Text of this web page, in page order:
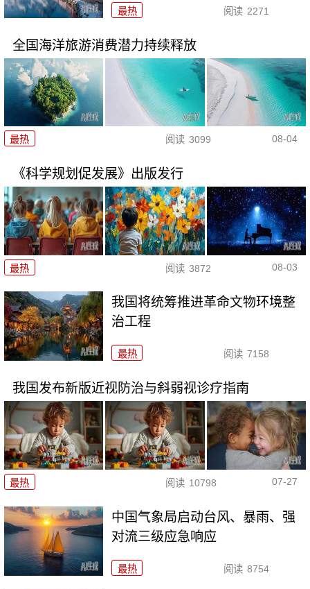
最热 阅读 2271
全国海洋旅游消费潜力持续释放
最热 阅读 3099 08-04
《科学规划促发展》出版发行
最热 阅读 3872 08-03
我国将统筹推进革命文物环境整
治工程
最热 阅读 7158
我国发布新版近视防治与斜弱视诊疗指南
最热 阅读 10798 07-27
中国气象局启动台风、暴雨、强
对流三级应急响应
最热 阅读 8754